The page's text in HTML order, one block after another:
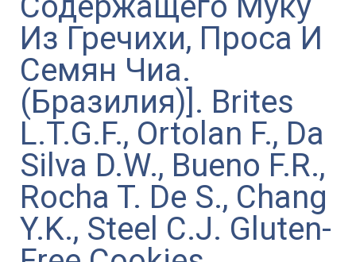
Из Гречихи, Проса И
Семян Чиа.
(Бразилия)]. Brites
L.T.G.F., Ortolan F., Da
Silva D.W., Bueno F.R.,
Rocha T. De S., Chang
Y.K., Steel C.J. Gluten-